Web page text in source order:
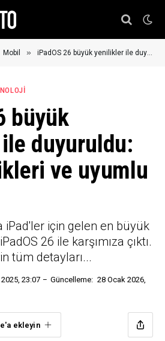
Mobil » iPadOS 26 büyük yenilikler ile duyuruldu: İşte özellikleri ve uyumlu modeller
büyük
duyuruldu:
ve uyumlu
iPad'ler için gelen en büyük
26 ile karşımıza çıktı.
tüm detayları...
23:07 Güncelleme: 28 Ocak 2026,
ekleyin